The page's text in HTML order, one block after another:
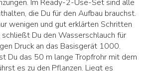
Im Ready-2-Use-Set sind alle
die Du für den Aufbau brauchst.
wenigen und gut erklärten Schritten
Du den Wasserschlauch für
Druck an das Basisgerät 1000.
Du das 50 m lange Tropfrohr mit dem
es zu den Pflanzen. Liegt es